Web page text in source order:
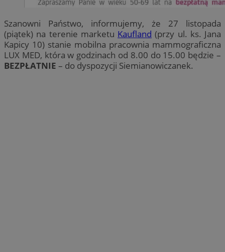
Szanowni Państwo, informujemy, że 27 listopada
(piątek) na terenie marketu Kaufland (przy ul. ks. Jana
Kapicy 10) stanie mobilna pracownia mammograficzna
LUX MED, która w godzinach od 8.00 do 15.00 będzie –
BEZPŁATNIE – do dyspozycji Siemianowiczanek.